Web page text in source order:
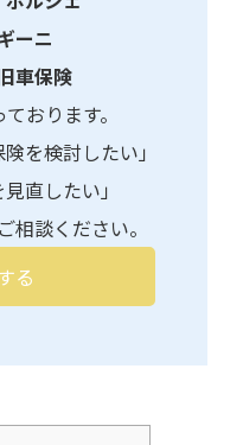
ーニ
車保険
おります。
を検討したい」
直したい」
相談ください。
る